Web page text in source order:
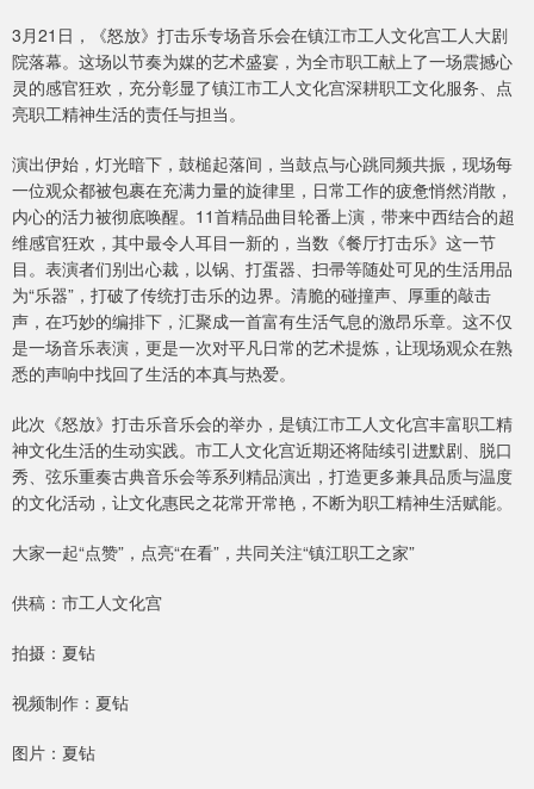
3月21日，《怒放》打击乐专场音乐会在镇江市工人文化宫工人大剧
院落幕。这场以节奏为媒的艺术盛宴，为全市职工献上了一场震撼心
灵的感官狂欢，充分彰显了镇江市工人文化宫深耕职工文化服务、点
亮职工精神生活的责任与担当。
演出伊始，灯光暗下，鼓槌起落间，当鼓点与心跳同频共振，现场每
一位观众都被包裹在充满力量的旋律里，日常工作的疲惫悄然消散，
内心的活力被彻底唤醒。11首精品曲目轮番上演，带来中西结合的超
维感官狂欢，其中最令人耳目一新的，当数《餐厅打击乐》这一节
目。表演者们别出心裁，以锅、打蛋器、扫帚等随处可见的生活用品
为“乐器”，打破了传统打击乐的边界。清脆的碰撞声、厚重的敲击
声，在巧妙的编排下，汇聚成一首富有生活气息的激昂乐章。这不仅
是一场音乐表演，更是一次对平凡日常的艺术提炼，让现场观众在熟
悉的声响中找回了生活的本真与热爱。
此次《怒放》打击乐音乐会的举办，是镇江市工人文化宫丰富职工精
神文化生活的生动实践。市工人文化宫近期还将陆续引进默剧、脱口
秀、弦乐重奏古典音乐会等系列精品演出，打造更多兼具品质与温度
的文化活动，让文化惠民之花常开常艳，不断为职工精神生活赋能。
大家一起“点赞”，点亮“在看”，共同关注“镇江职工之家”
供稿：市工人文化宫
拍摄：夏钻
视频制作：夏钻
图片：夏钻